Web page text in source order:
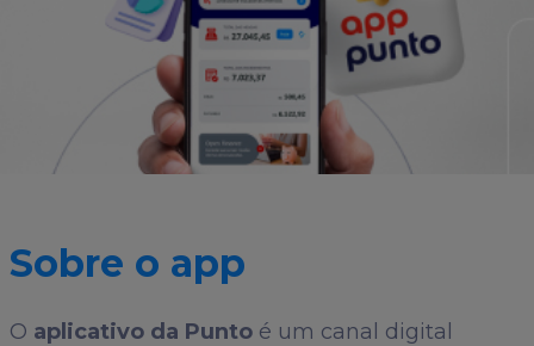
Sobre o app
O aplicativo da Puntoé um canal digital